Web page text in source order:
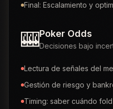
Final: Escalamiento y
🎰Poker Odds
Decisiones bajo
Lectura de señales del
Gestión de riesgo y
Timing: saber cuándo